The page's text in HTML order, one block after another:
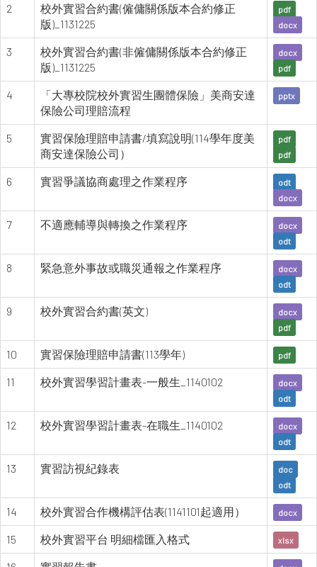
2
校外實習合約書(僱傭關係版本合約修正
版)_1131225
pdf
docx
3
校外實習合約書(非僱傭關係版本合約修正
版)_1131225
docx
pdf
4
「大專校院校外實習生團體保險」美商安達
保險公司理賠流程
pptx
5
實習保險理賠申請書/填寫說明(114學年度美
商安達保險公司）
pdf
pdf
6 實習爭議協商處理之作業程序
odt
docx
7 不適應輔導與轉換之作業程序
docx
odt
8 緊急意外事故或職災通報之作業程序
docx
odt
9 校外實習合約書(英文)
docx
pdf
10 實習保險理賠申請書(113學年) pdf
11 校外實習學習計畫表-一般生_1140102
docx
odt
12 校外實習學習計畫表-在職生_1140102
docx
odt
13 實習訪視紀錄表
doc
odt
14 校外實習合作機構評估表(1141101起適用） docx
15 校外實習平台 明細檔匯入格式 xlsx